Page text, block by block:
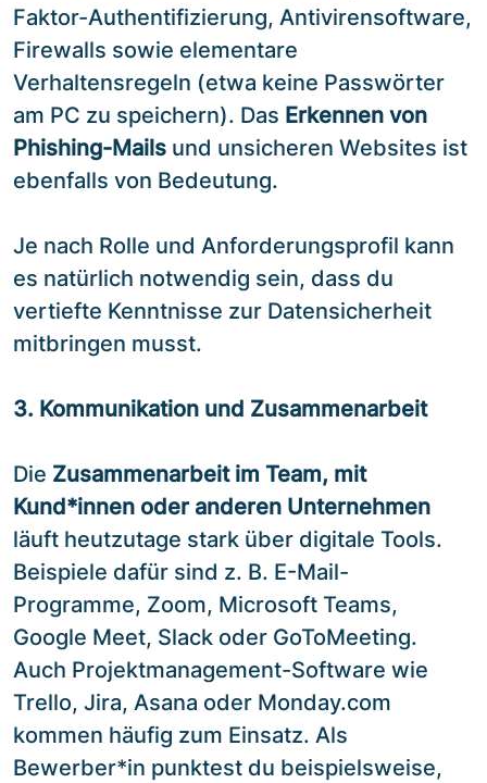
Faktor-Authentifizierung, Antivirensoftware,
Firewalls sowie elementare
Verhaltensregeln (etwa keine Passwörter
am PC zu speichern). Das Erkennen von
Phishing-Mails und unsicheren Websites ist
ebenfalls von Bedeutung.
Je nach Rolle und Anforderungsprofil kann
es natürlich notwendig sein, dass du
vertiefte Kenntnisse zur Datensicherheit
mitbringen musst.
3. Kommunikation und Zusammenarbeit
Die Zusammenarbeit im Team, mit
Kund*innen oder anderen Unternehmen
läuft heutzutage stark über digitale Tools.
Beispiele dafür sind z. B. E-Mail-
Programme, Zoom, Microsoft Teams,
Google Meet, Slack oder GoToMeeting.
Auch Projektmanagement-Software wie
Trello, Jira, Asana oder Monday.com
kommen häufig zum Einsatz. Als
Bewerber*in punktest du beispielsweise,